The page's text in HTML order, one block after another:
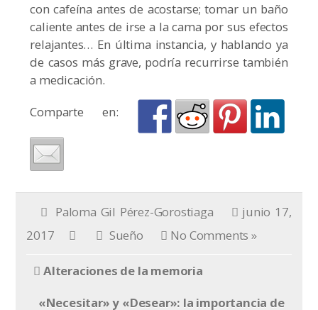
con cafeína antes de acostarse; tomar un baño
caliente antes de irse a la cama por sus efectos
relajantes… En última instancia, y hablando ya
de casos más grave, podría recurrirse también
a medicación.
Comparte en:
Paloma Gil Pérez-Gorostiaga
junio 17,
2017
Sueño No Comments »
Alteraciones de la memoria
«Necesitar» y «Desear»: la importancia de